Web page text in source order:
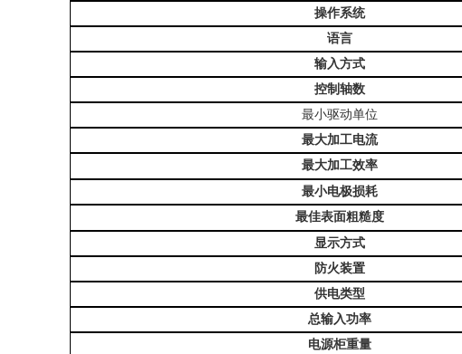
操作系统
语言
输入方式
控制轴数
最小驱动单位
最大加工电流
最大加工效率
最小电极损耗
最佳表面粗糙度
显示方式
防火装置
供电类型
总输入功率
电源柜重量